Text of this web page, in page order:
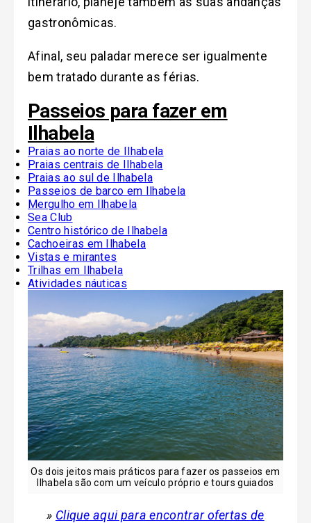
gastronômicas.
Afinal, seu paladar merece ser igualmente
bem tratado durante as férias.
Passeios para fazer em
Ilhabela
Praias ao norte de Ilhabela
Praias centrais de Ilhabela
Praias ao sul de Ilhabela
Passeios de barco em Ilhabela
Mergulho em Ilhabela
Sea Club
Centro histórico de Ilhabela
Cachoeiras em Ilhabela
Vistas e mirantes
Trilhas em Ilhabela
Atividades náuticas
Os dois jeitos mais práticos para fazer os passeios em
Ilhabela são com um veículo próprio e tours guiados
» Clique aqui para encontrar ofertas de